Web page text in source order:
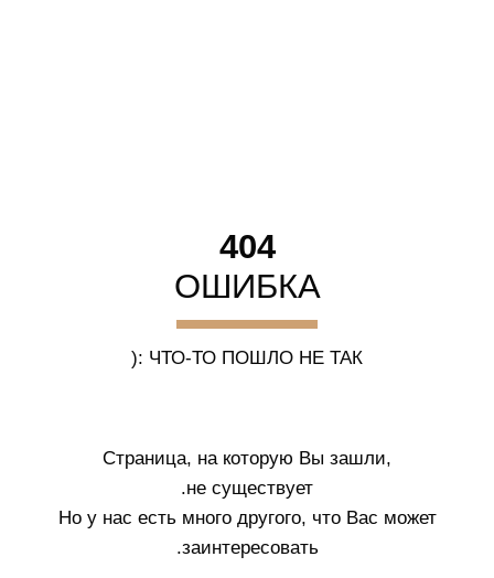
404
ОШИБКА
ЧТО-ТО ПОШЛО НЕ ТАК :(
Страница, на которую Вы зашли,
не существует.
Но у нас есть много другого, что Вас может
заинтересовать.